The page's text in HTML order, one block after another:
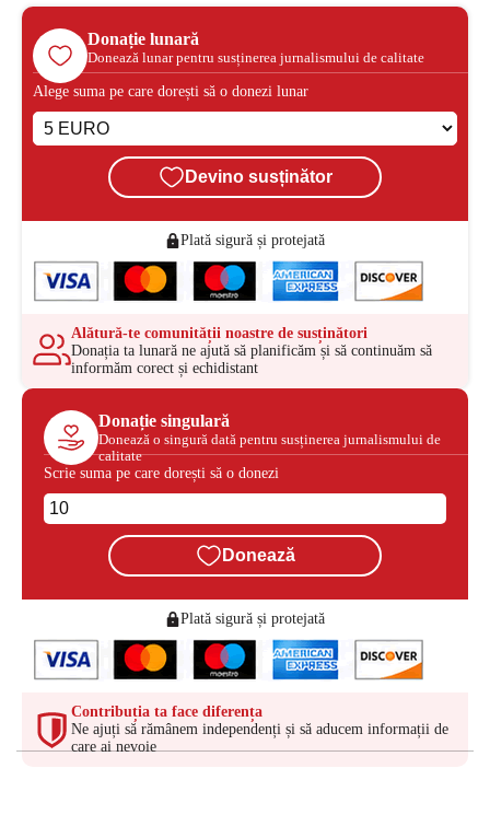
Donație lunară
Donează lunar pentru susținerea jurnalismului de calitate
Alege suma pe care dorești să o donezi lunar
Devino susținător
Plată sigură și protejată
Alătură-te comunității noastre de susținători
Donația ta lunară ne ajută să planificăm și să continuăm să
informăm corect și echidistant
Donație singulară
Donează o singură dată pentru susținerea jurnalismului de
calitate
Scrie suma pe care dorești să o donezi
Donează
Plată sigură și protejată
Contribuția ta face diferența
Ne ajuți să rămânem independenți și să aducem informații de
care ai nevoie